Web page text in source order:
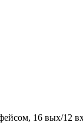
16 вых/12